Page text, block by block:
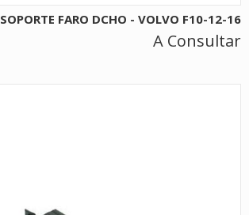
SOPORTE FARO DCHO - VOLVO F10-12-16
A Consultar